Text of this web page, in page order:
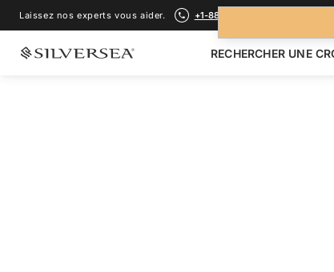
Laissez nos experts vous aider. +1-888-978-4070
RECHERCHER UNE